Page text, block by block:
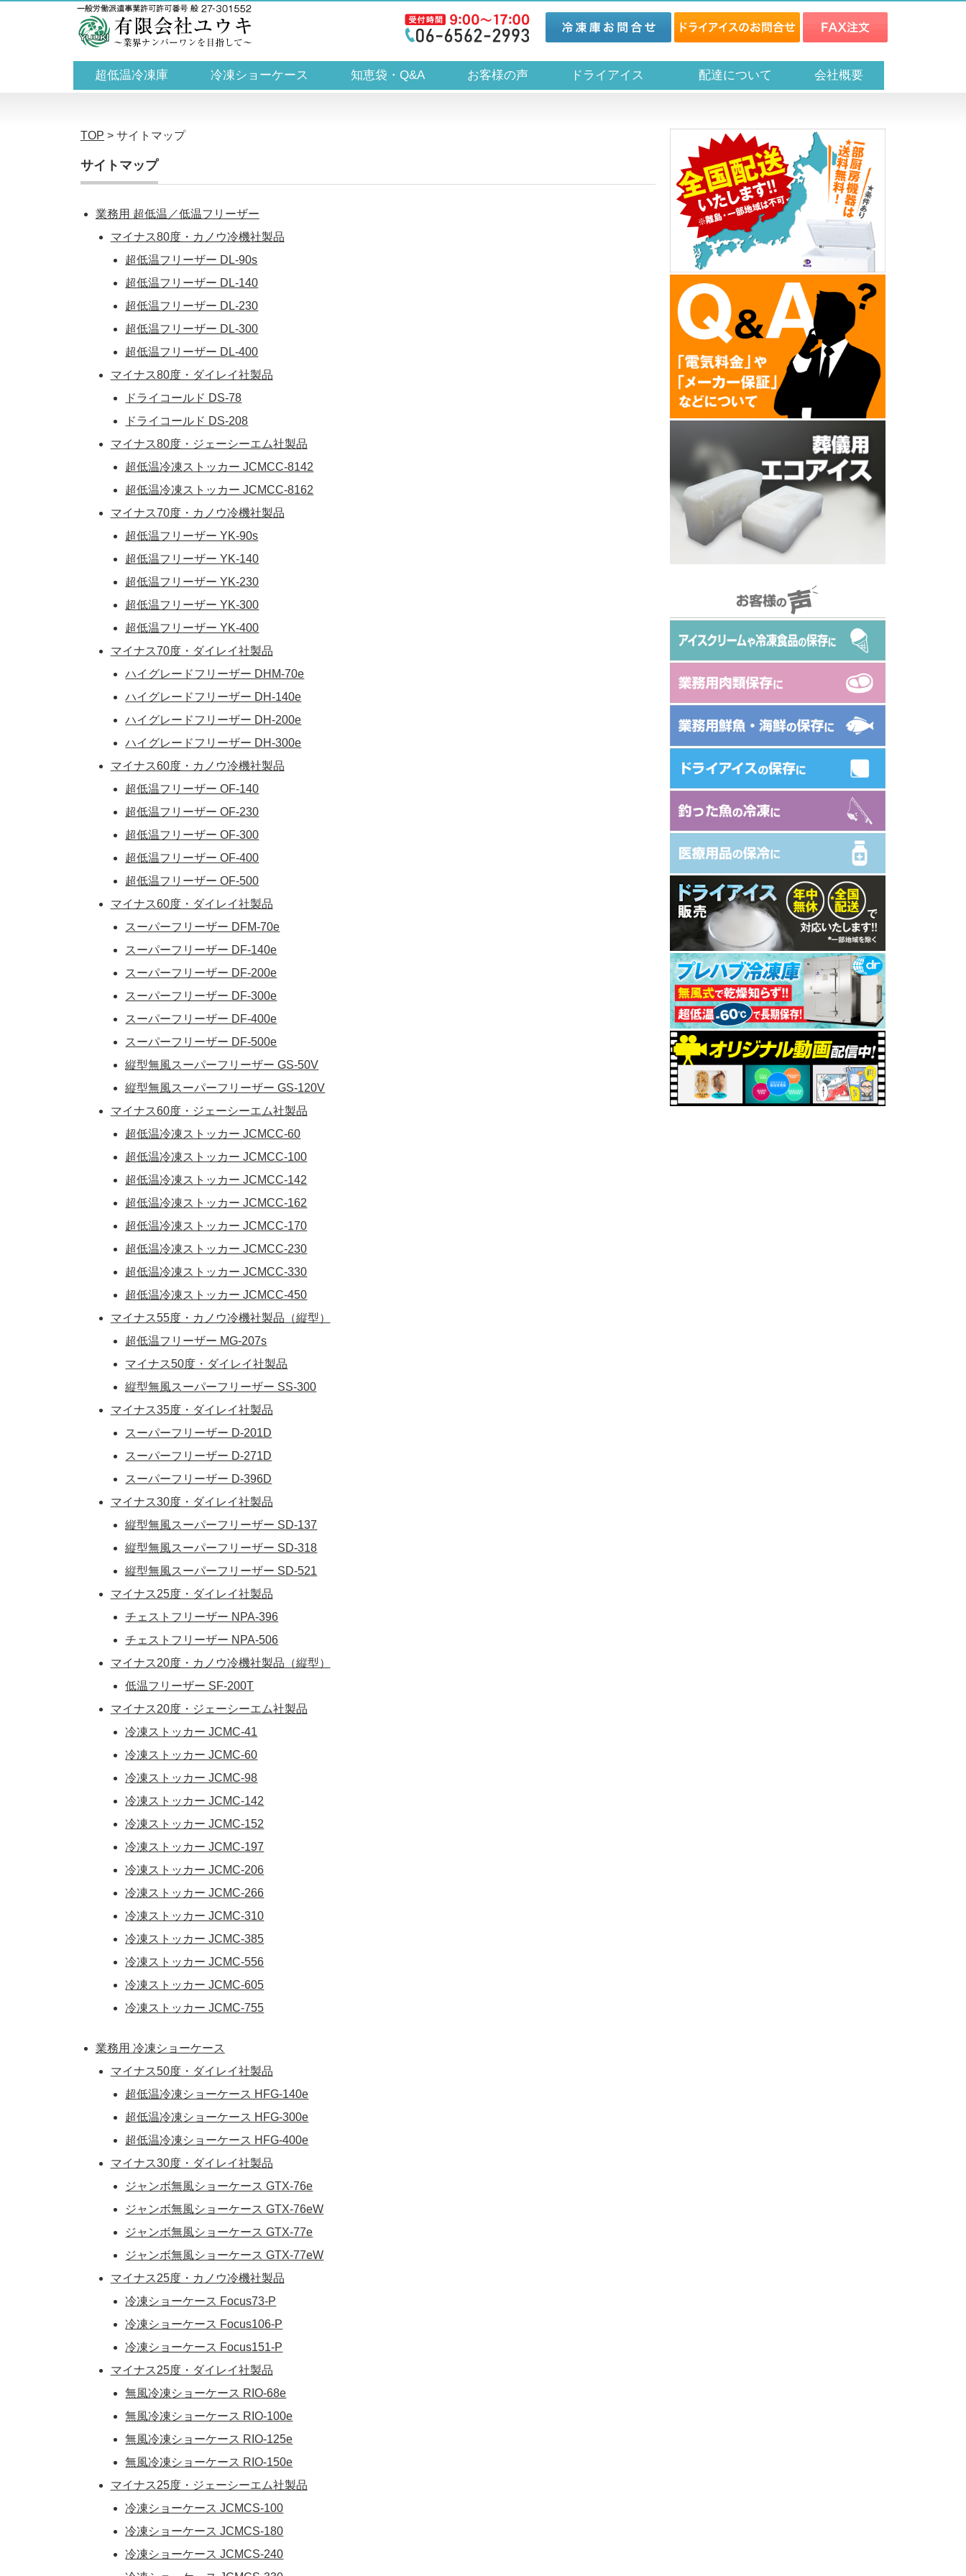
超低温冷凍庫 冷凍ショーケース 知恵袋・Q&A お客様の声 ドライアイス 配達について 会社概要
TOP > サイトマップ
サイトマップ
業務用 超低温／低温フリーザー
マイナス80度・カノウ冷機社製品
超低温フリーザー DL-90s
超低温フリーザー DL-140
超低温フリーザー DL-230
超低温フリーザー DL-300
超低温フリーザー DL-400
マイナス80度・ダイレイ社製品
ドライコールド DS-78
ドライコールド DS-208
マイナス80度・ジェーシーエム社製品
超低温冷凍ストッカー JCMCC-8142
超低温冷凍ストッカー JCMCC-8162
マイナス70度・カノウ冷機社製品
超低温フリーザー YK-90s
超低温フリーザー YK-140
超低温フリーザー YK-230
超低温フリーザー YK-300
超低温フリーザー YK-400
マイナス70度・ダイレイ社製品
ハイグレードフリーザー DHM-70e
ハイグレードフリーザー DH-140e
ハイグレードフリーザー DH-200e
ハイグレードフリーザー DH-300e
マイナス60度・カノウ冷機社製品
超低温フリーザー OF-140
超低温フリーザー OF-230
超低温フリーザー OF-300
超低温フリーザー OF-400
超低温フリーザー OF-500
マイナス60度・ダイレイ社製品
スーパーフリーザー DFM-70e
スーパーフリーザー DF-140e
スーパーフリーザー DF-200e
スーパーフリーザー DF-300e
スーパーフリーザー DF-400e
スーパーフリーザー DF-500e
縦型無風スーパーフリーザー GS-50V
縦型無風スーパーフリーザー GS-120V
マイナス60度・ジェーシーエム社製品
超低温冷凍ストッカー JCMCC-60
超低温冷凍ストッカー JCMCC-100
超低温冷凍ストッカー JCMCC-142
超低温冷凍ストッカー JCMCC-162
超低温冷凍ストッカー JCMCC-170
超低温冷凍ストッカー JCMCC-230
超低温冷凍ストッカー JCMCC-330
超低温冷凍ストッカー JCMCC-450
マイナス55度・カノウ冷機社製品（縦型）
超低温フリーザー MG-207s
マイナス50度・ダイレイ社製品
縦型無風スーパーフリーザー SS-300
マイナス35度・ダイレイ社製品
スーパーフリーザー D-201D
スーパーフリーザー D-271D
スーパーフリーザー D-396D
マイナス30度・ダイレイ社製品
縦型無風スーパーフリーザー SD-137
縦型無風スーパーフリーザー SD-318
縦型無風スーパーフリーザー SD-521
マイナス25度・ダイレイ社製品
チェストフリーザー NPA-396
チェストフリーザー NPA-506
マイナス20度・カノウ冷機社製品（縦型）
低温フリーザー SF-200T
マイナス20度・ジェーシーエム社製品
冷凍ストッカー JCMC-41
冷凍ストッカー JCMC-60
冷凍ストッカー JCMC-98
冷凍ストッカー JCMC-142
冷凍ストッカー JCMC-152
冷凍ストッカー JCMC-197
冷凍ストッカー JCMC-206
冷凍ストッカー JCMC-266
冷凍ストッカー JCMC-310
冷凍ストッカー JCMC-385
冷凍ストッカー JCMC-556
冷凍ストッカー JCMC-605
冷凍ストッカー JCMC-755
業務用 冷凍ショーケース
マイナス50度・ダイレイ社製品
超低温冷凍ショーケース HFG-140e
超低温冷凍ショーケース HFG-300e
超低温冷凍ショーケース HFG-400e
マイナス30度・ダイレイ社製品
ジャンボ無風ショーケース GTX-76e
ジャンボ無風ショーケース GTX-76eW
ジャンボ無風ショーケース GTX-77e
ジャンボ無風ショーケース GTX-77eW
マイナス25度・カノウ冷機社製品
冷凍ショーケース Focus73-P
冷凍ショーケース Focus106-P
冷凍ショーケース Focus151-P
マイナス25度・ダイレイ社製品
無風冷凍ショーケース RIO-68e
無風冷凍ショーケース RIO-100e
無風冷凍ショーケース RIO-125e
無風冷凍ショーケース RIO-150e
マイナス25度・ジェーシーエム社製品
冷凍ショーケース JCMCS-100
冷凍ショーケース JCMCS-180
冷凍ショーケース JCMCS-240